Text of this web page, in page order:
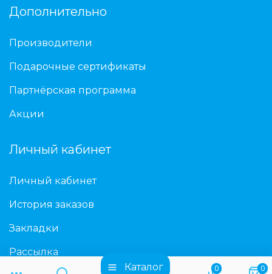
Каталог 0 0
Дополнительно
Производители
Подарочные сертификаты
Партнёрская программа
Акции
Личный кабинет
Личный кабинет
История заказов
Закладки
Рассылка